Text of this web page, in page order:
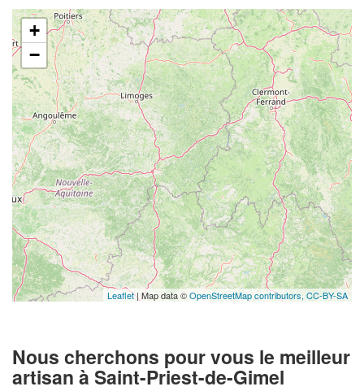
+
−
Leaflet| Map data ©OpenStreetMap contributors, CC-BY-SA
Nous cherchons pour vous le meilleur
artisan à Saint-Priest-de-Gimel